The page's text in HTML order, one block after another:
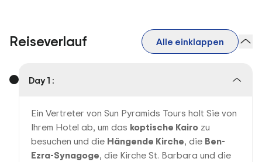
Reiseverlauf Alle einklappen
Day 1 :
Ein Vertreter von Sun Pyramids Tours holt Sie von
Ihrem Hotel ab, um das koptische Kairo zu
besuchen und die Hängende Kirche, die Ben-
Ezra-Synagoge, die Kirche St. Barbara und die